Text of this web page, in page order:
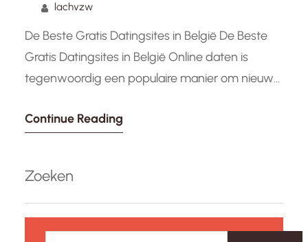
lachvzw
De Beste Gratis Datingsites in België De Beste
Gratis Datingsites in België Online daten is
tegenwoordig een populaire manier om nieuwe
vinden. Als je op zoek bent naar een gratis
van de beste…
Continue Reading
Zoeken